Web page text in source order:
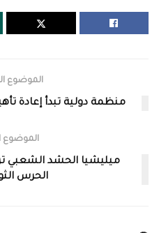
الموضوع
منظمة دولية تبدأ إعادة
الموضوع
ميليشيا الحشد الشعبي
الحرس